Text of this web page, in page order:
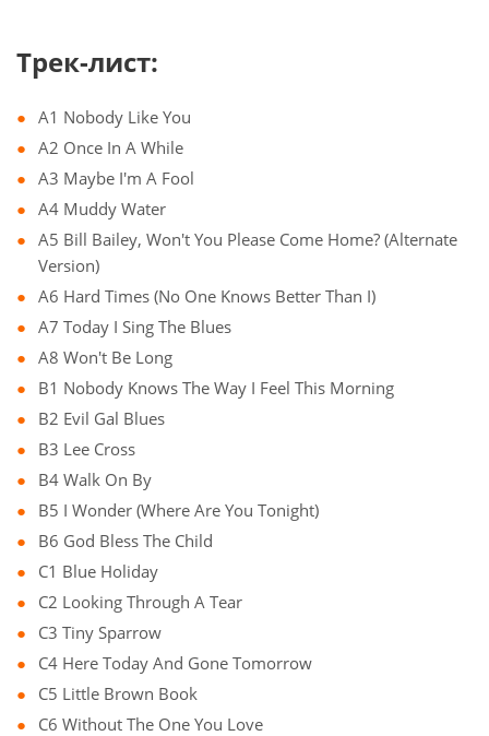
Трек-лист:
A1 Nobody Like You
A2 Once In A While
A3 Maybe I'm A Fool
A4 Muddy Water
A5 Bill Bailey, Won't You Please Come Home? (Alternate
Version)
A6 Hard Times (No One Knows Better Than I)
A7 Today I Sing The Blues
A8 Won't Be Long
B1 Nobody Knows The Way I Feel This Morning
B2 Evil Gal Blues
B3 Lee Cross
B4 Walk On By
B5 I Wonder (Where Are You Tonight)
B6 God Bless The Child
C1 Blue Holiday
C2 Looking Through A Tear
C3 Tiny Sparrow
C4 Here Today And Gone Tomorrow
C5 Little Brown Book
C6 Without The One You Love